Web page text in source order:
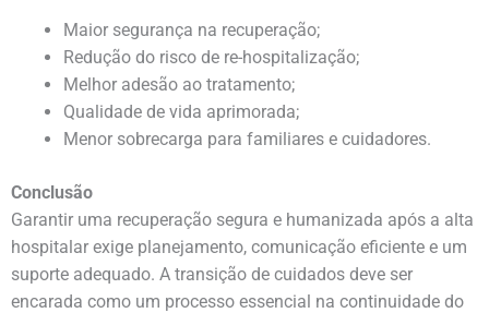
Maior segurança na recuperação;
Redução do risco de re-hospitalização;
Melhor adesão ao tratamento;
Qualidade de vida aprimorada;
Menor sobrecarga para familiares e cuidadores.
Conclusão
Garantir uma recuperação segura e humanizada após a alta
hospitalar exige planejamento, comunicação eficiente e um
suporte adequado. A transição de cuidados deve ser
encarada como um processo essencial na continuidade do